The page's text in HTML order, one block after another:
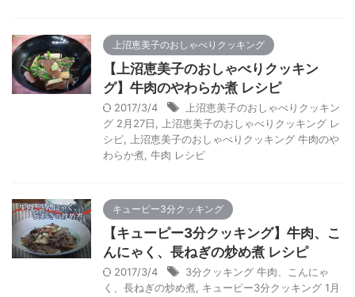
上沼恵美子のおしゃべりクッキング
【上沼恵美子のおしゃべりクッキン
グ】牛肉のやわらか煮 レシピ
2017/3/4
上沼恵美子のおしゃべりクッキン
グ 2月27日
上沼恵美子のおしゃべりクッキング レ
シピ
上沼恵美子のおしゃべりクッキング 牛肉のや
わらか煮 牛肉 レシピ
キューピー3分クッキング
【キューピー3分クッキング】牛肉、こ
んにゃく、長ねぎの炒め煮 レシピ
2017/3/4
3分クッキング 牛肉、こんにゃ
く、長ねぎの炒め煮 キューピー3分クッキング 1月